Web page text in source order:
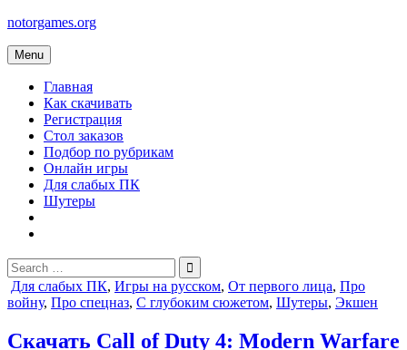
Skip
content
notorgames.org
Menu
Главная
Как скачивать
Регистрация
Стол заказов
Подбор по рубрикам
Онлайн игры
Для слабых ПК
Шутеры
Search
for:
Posted
in
Для слабых ПК, Игры на русском, От первого лица, Про
войну, Про спецназ, С глубоким сюжетом, Шутеры, Экшен
Скачать Call of Duty 4: Modern Warfare